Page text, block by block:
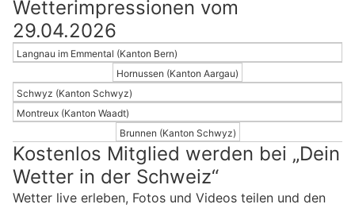
Wetterimpressionen vom
29.04.2026
Langnau im Emmental (Kanton Bern)
Hornussen (Kanton Aargau)
Schwyz (Kanton Schwyz)
Montreux (Kanton Waadt)
Brunnen (Kanton Schwyz)
Kostenlos Mitglied werden bei „Dein
Wetter in der Schweiz“
Wetter live erleben, Fotos und Videos teilen und den